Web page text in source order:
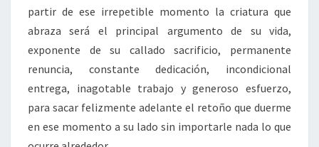
partir de ese irrepetible momento la criatura que
abraza será el principal argumento de su vida,
exponente de su callado sacrificio, permanente
renuncia, constante dedicación, incondicional
entrega, inagotable trabajo y generoso esfuerzo,
para sacar felizmente adelante el retoño que duerme
en ese momento a su lado sin importarle nada lo que